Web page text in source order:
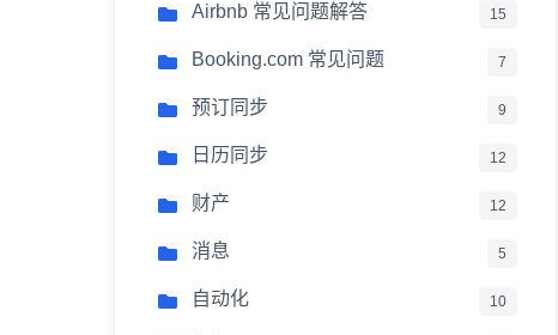
Airbnb 常见问题解答 15
Booking.com 常见问题 7
预订同步 9
日历同步 12
财产 12
消息 5
自动化 10